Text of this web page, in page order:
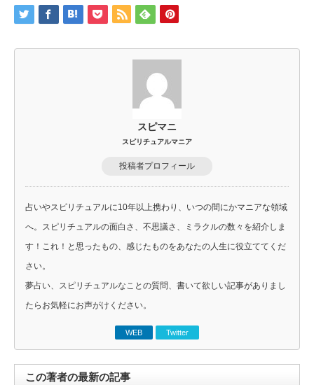
スピマニ
スピリチュアルマニア
投稿者プロフィール
占いやスピリチュアルに10年以上携わり、いつの間にかマニアな領域
へ。スピリチュアルの面白さ、不思議さ、ミラクルの数々を紹介しま
す！これ！と思ったもの、感じたものをあなたの人生に役立ててくだ
さい。
夢占い、スピリチュアルなことの質問、書いて欲しい記事がありまし
たらお気軽にお声がけください。
WEB Twitter
この著者の最新の記事